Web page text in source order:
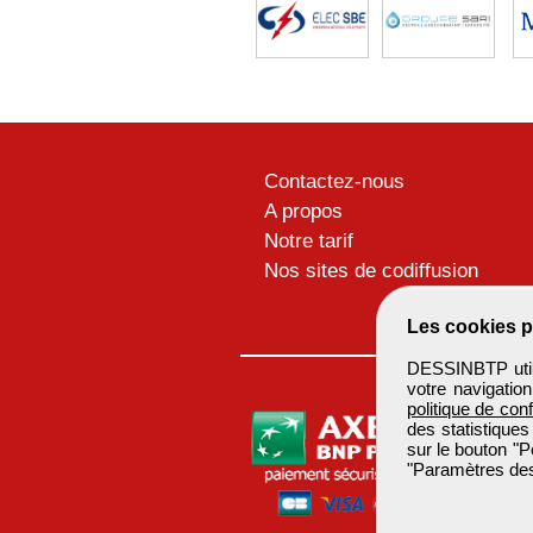
Les cookies
DESSINBTP
votre
politique de
des
sur le bouton
"Paramètres
Contactez-nous
A propos
Notre tarif
Nos sites de codiffusion